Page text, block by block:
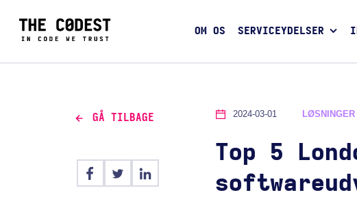
OM OS SERVICEYDELSER
GÅ TILBAGE 2024-03-01
Top 5